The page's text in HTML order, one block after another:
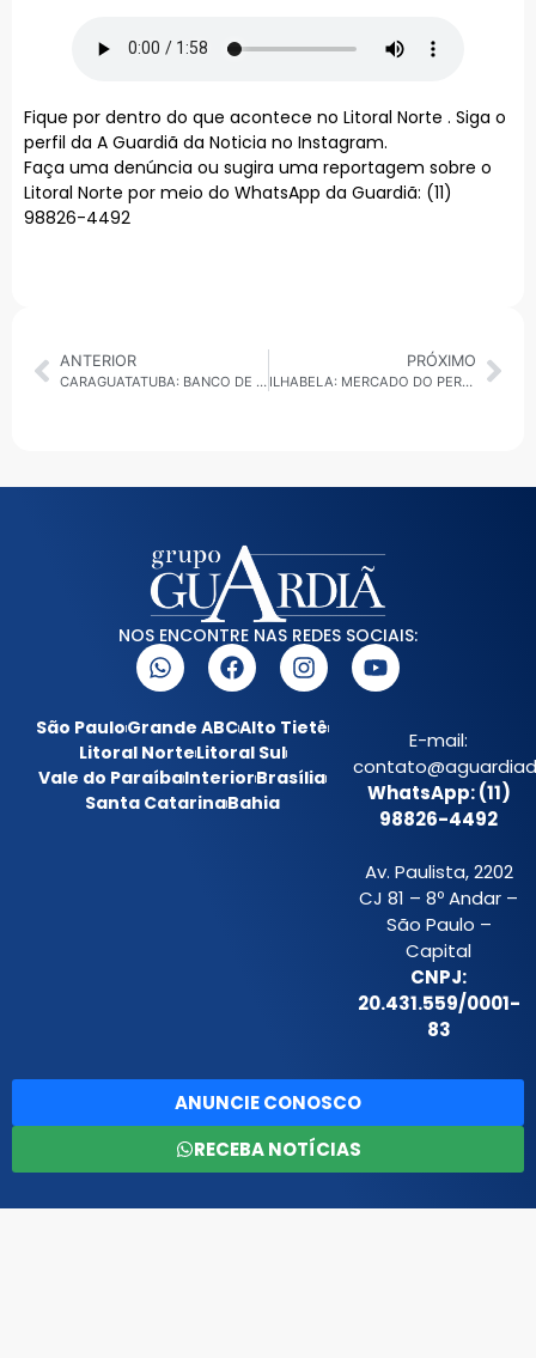
Fique por dentro do que acontece no Litoral Norte . Siga o
perfil da A Guardiã da Noticia no Instagram.
Faça uma denúncia ou sugira uma reportagem sobre o
Litoral Norte por meio do WhatsApp da Guardiã: (11)
98826-4492
ANTERIOR
CARAGUATATUBA: BANCO DE LEITE MATERNO ESTÁ EM BUSCA DE NOVAS DOADORAS PARA ABASTECIMENTO DE UTI NEONATAL
PRÓXIMO
ILHABELA: MERCADO DO PEREQUÊ É O PRIMEIRO A DISPONIBILIZAR VAGAS EM ESTACIONAMENTO PARA AUTISTAS
NOS ENCONTRE NAS REDES SOCIAIS:
São PauloGrande ABCAlto Tietê
Litoral NorteLitoral Sul
Vale do ParaíbaInteriorBrasília
Santa CatarinaBahia
E-mail:
WhatsApp: (11)
98826-4492
Av. Paulista, 2202
CJ 81 – 8º Andar –
São Paulo –
Capital
CNPJ:
20.431.559/0001-
83
ANUNCIE CONOSCO
RECEBA NOTÍCIAS